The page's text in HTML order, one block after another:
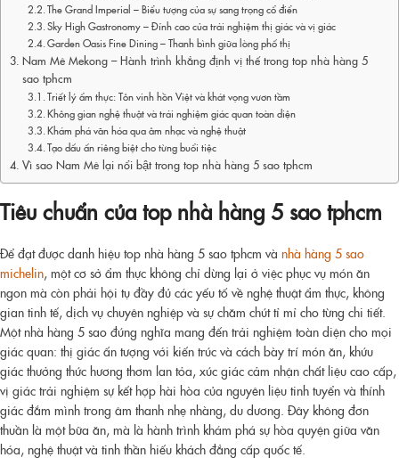
The Grand Imperial – Biểu tượng của sự sang trọng cổ điển
Sky High Gastronomy – Đỉnh cao của trải nghiệm thị giác và vị giác
Garden Oasis Fine Dining – Thanh bình giữa lòng phố thị
Nam Mê Mekong – Hành trình khẳng định vị thế trong top nhà hàng 5
sao tphcm
Triết lý ẩm thực: Tôn vinh hồn Việt và khát vọng vươn tầm
Không gian nghệ thuật và trải nghiệm giác quan toàn diện
Khám phá văn hóa qua âm nhạc và nghệ thuật
Tạo dấu ấn riêng biệt cho từng buổi tiệc
Vì sao Nam Mê lại nổi bật trong top nhà hàng 5 sao tphcm
Tiêu chuẩn của top nhà hàng 5 sao tphcm
Để đạt được danh hiệu top nhà hàng 5 sao tphcm và nhà hàng 5 sao
michelin, một cơ sở ẩm thực không chỉ dừng lại ở việc phục vụ món ăn
ngon mà còn phải hội tụ đầy đủ các yếu tố về nghệ thuật ẩm thực, không
gian tinh tế, dịch vụ chuyên nghiệp và sự chăm chút tỉ mỉ cho từng chi tiết.
Một nhà hàng 5 sao đúng nghĩa mang đến trải nghiệm toàn diện cho mọi
giác quan: thị giác ấn tượng với kiến trúc và cách bày trí món ăn, khứu
giác thưởng thức hương thơm lan tỏa, xúc giác cảm nhận chất liệu cao cấp,
vị giác trải nghiệm sự kết hợp hài hòa của nguyên liệu tinh tuyển và thính
giác đắm mình trong âm thanh nhẹ nhàng, du dương. Đây không đơn
thuần là một bữa ăn, mà là hành trình khám phá sự hòa quyện giữa văn
hóa, nghệ thuật và tinh thần hiếu khách đẳng cấp quốc tế.